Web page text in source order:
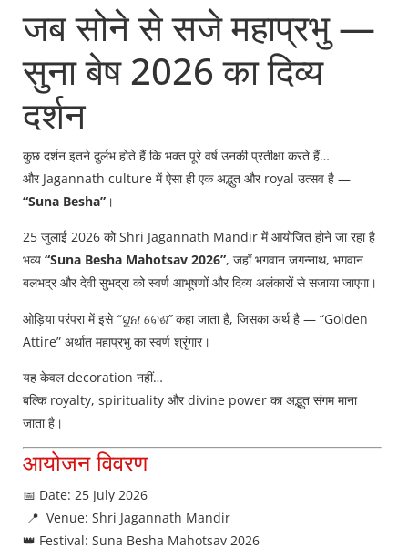
जब सोने से सजे महाप्रभु —
सुना बेष 2026 का दिव्य
दर्शन
कुछ दर्शन इतने दुर्लभ होते हैं कि भक्त पूरे वर्ष उनकी प्रतीक्षा करते हैं…
और Jagannath culture में ऐसा ही एक अद्भुत और royal उत्सव है —
“Suna Besha” ।
25 जुलाई 2026 को Shri Jagannath Mandir में आयोजित होने जा रहा है
भव्य “Suna Besha Mahotsav 2026”, जहाँ भगवान जगन्नाथ, भगवान
बलभद्र और देवी सुभद्रा को स्वर्ण आभूषणों और दिव्य अलंकारों से सजाया जाएगा।
ओड़िया परंपरा में इसे “ସୁନା ବେଶ”कहा जाता है, जिसका अर्थ है — “Golden
Attire” अर्थात महाप्रभु का स्वर्ण श्रृंगार।
यह केवल decoration नहीं…
बल्कि royalty, spirituality और divine power का अद्भुत संगम माना
जाता है।
आयोजन विवरण
📅 Date: 25 July 2026
📍 Venue: Shri Jagannath Mandir
👑 Festival: Suna Besha Mahotsav 2026